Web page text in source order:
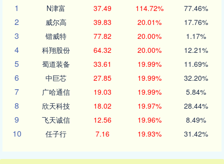
1
N津富 37.49 114.72% 77.46%
2 威尔高 39.83 20.01% 17.76%
3 锴威特 77.82 20.00% 1.17%
4 科翔股份 64.32 20.00% 12.21%
5 蜀道装备 33.61 19.99% 11.69%
6 中巨芯 27.85 19.99% 32.20%
7 广哈通信 19.03 19.99% 5.84%
8 欣天科技 18.02 19.97% 28.44%
9 飞天诚信 12.56 19.96% 8.49%
10 任子行 7.16 19.93% 31.42%